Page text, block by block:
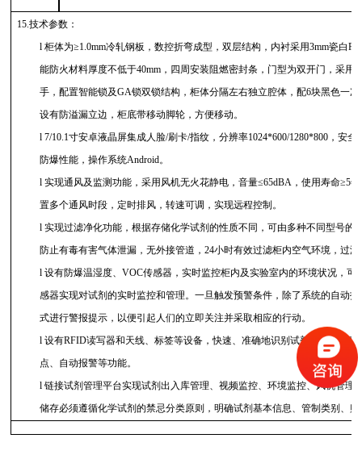
15.技术参数：
l柜体为≥1.0mm冷轧钢板，数控折弯成型，双层结构，内衬采用3mm瓷白
能防火材料厚度不低于40mm，四周安装阻燃密封条，门型为双开门，采用
手，配置智能锁及GA锁双锁结构，柜体分隔左右独立腔体，配6块黑色一
设有防溢漏立边，柜底带移动脚轮，方便移动。
l7/10.1寸安卓液晶屏集成人脸/刷卡/指纹，分辨率1024*600/1280*800，安
防爆性能，操作系统Android。
l实现通风及监测功能，采用风机无火花静电，音量≤65dBA，使用寿命≥5
置多个通风时段，定时排风，转速可调，实现远程控制。
l实现过滤净化功能，根据存储化学试剂的性质不同，可由多种不同型号的
防止有毒有害气体泄漏，无外接管道，24小时有效过滤柜内空气环境，过滤
l设有防爆温湿度、VOC传感器，实时监控柜内及实验室内的环境状况，
感器实现对试剂的实时监控和管理。一旦触发预警条件，除了系统的自动
式进行警报提示，以便引起人们的立即关注并采取相应的行动。
l设有RFID读写器和天线、标签等设备，快速、准确地识别试剂，大大提
点、自动报警等功能。
l链接试剂管理平台实现试剂出入库管理、视频监控、环境监控、风机管理
储存必须遵循化学试剂的禁忌分类原则，明确试剂基本信息、管制类别、